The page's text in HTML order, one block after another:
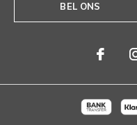
BEL ONS